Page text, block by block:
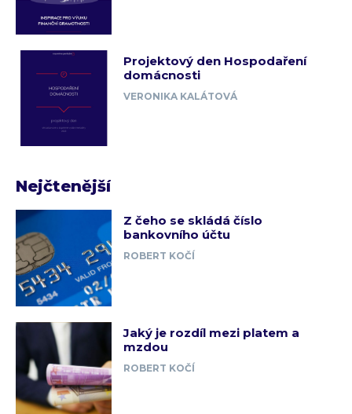
Projektový den Hospodaření
domácnosti
VERONIKA KALÁTOVÁ
Nejčtenější
Z čeho se skládá číslo
bankovního účtu
ROBERT KOČÍ
Jaký je rozdíl mezi platem a
mzdou
ROBERT KOČÍ